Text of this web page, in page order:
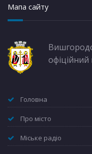
Мапа сайту
офіційний
Головна
Про місто
Міське радіо